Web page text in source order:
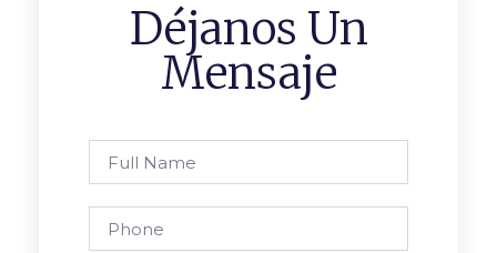
Déjanos Un
Mensaje